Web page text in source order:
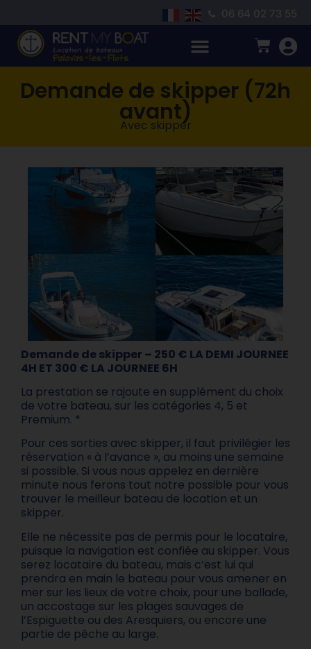
06 64 02 73 55
Demande de skipper (72h
avant)
Avec skipper
Demande de skipper – 250 € LA DEMI JOURNEE
4H ET 300 € LA JOURNEE 6H
La prestation se rajoute en supplément du choix
de votre bateau, sur les catégories 4, 5 et
Premium. *
Pour ces sorties avec skipper, il faut privilégier les
réservation « à l’avance », au moins une semaine
si possible. Si vous nous appelez en dernière
minute nous ferons tout notre possible pour vous
trouver le meilleur bateau de location et un
skipper.
Elle ne nécessite pas de permis pour le locataire,
puisque la navigation est confiée au skipper. Vous
serez locataire du bateau, mais c’est lui qui
prendra en main le bateau pour vous amener en
mer sur les lieux de votre choix, pour une ballade,
un accostage sur les plages sauvages de
l’Espiguette ou des Aresquiers, ou encore une
partie de pêche au large.